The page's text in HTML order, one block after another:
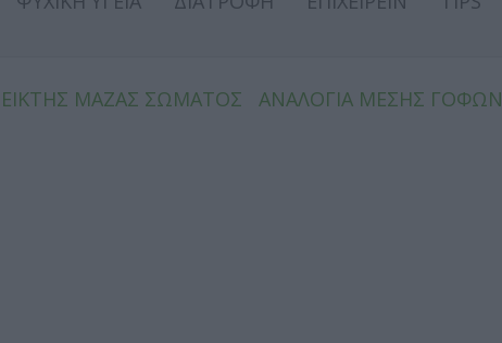
ΜΑΖΑΣ ΣΩΜΑΤΟΣ
ΑΝΑΛΟΓΙΑ ΜΕΣΗΣ ΓΟΦΩΝ